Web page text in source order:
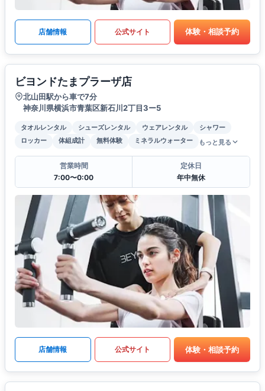
店舗情報 公式サイト 体験・相談予約
ビヨンドたまプラーザ店
北山田駅から車で7分
神奈川県横浜市青葉区新石川2丁目3ー5
タオルレンタル シューズレンタル ウェアレンタル
シャワー
ロッカー
体組成計 無料体験 ミネラルウォーター もっと見る
営業時間
7:00〜0:00
定休日
年中無休
店舗情報 公式サイト 体験・相談予約